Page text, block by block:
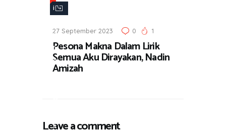
i
u
r
a
n
s
27 September 2023 0 1
Pesona Makna Dalam Lirik
Semua Aku Dirayakan, Nadin
Amizah
Leave a comment